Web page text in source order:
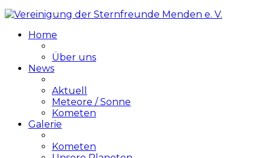
Home
Über uns
News
Aktuell
Meteore / Sonne
Kometen
Galerie
Kometen